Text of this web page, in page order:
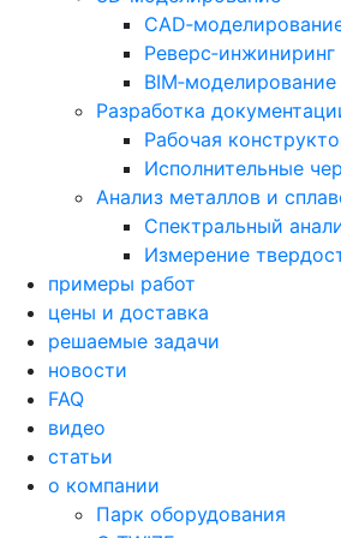
Реверс‑инжиниринг
BIM‑моделирование
Разработка
Рабочая
Исполнительные
Анализ металлов и
Спектральный
Измерение
примеры работ
цены и доставка
решаемые задачи
новости
FAQ
видео
статьи
о компании
Парк оборудования